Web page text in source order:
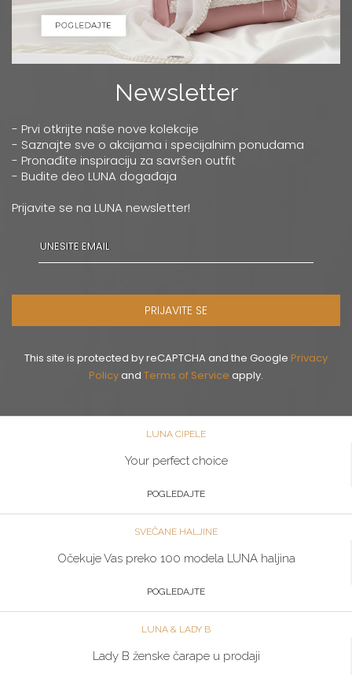
Newsletter
- Prvi otkrijte naše nove kolekcije
- Saznajte sve o akcijama i specijalnim ponudama
- Pronađite inspiraciju za savršen outfit
- Budite deo LUNA događaja
Prijavite se na LUNA newsletter!
PRIJAVITE SE
This site is protected by reCAPTCHA and the Google Privacy
Policyand Terms of Service apply.
LUNA CIPELE
Your perfect choice
POGLEDAJTE
SVEČANE HALJINE
Očekuje Vas preko 100 modela LUNA haljina
POGLEDAJTE
LUNA & LADY B
Lady B ženske čarape u prodaji